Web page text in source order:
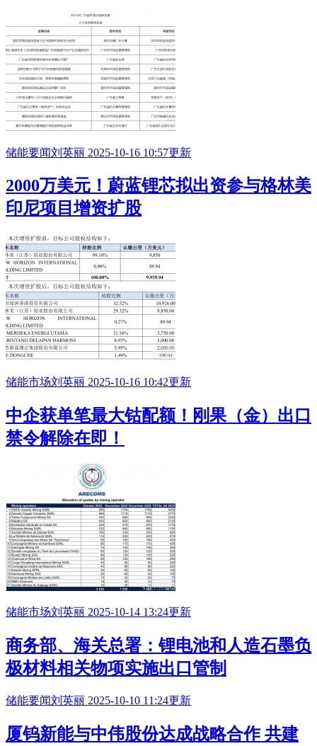
储能要闻刘英丽 2025-10-16 10:57更新
2000万美元！蔚蓝锂芯拟出资参与格林美
印尼项目增资扩股
储能市场刘英丽 2025-10-16 10:42更新
中企获单笔最大钴配额！刚果（金）出口
禁令解除在即！
储能市场刘英丽 2025-10-14 13:24更新
商务部、海关总署：锂电池和人造石墨负
极材料相关物项实施出口管制
储能要闻刘英丽 2025-10-10 11:24更新
厦钨新能与中伟股份达成战略合作 共建